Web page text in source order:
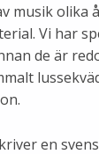
musik olika
Vi har
de är
en